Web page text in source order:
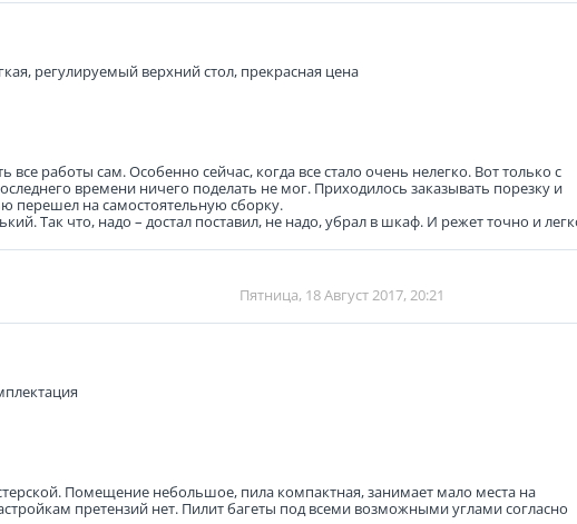
регулируемый верхний стол, прекрасная цена
работы сам. Особенно сейчас, когда все стало очень нелегко. Вот только с
времени ничего поделать не мог. Приходилось заказывать порезку и
перешел на самостоятельную сборку.
Так что, надо – достал поставил, не надо, убрал в шкаф. И режет точно и
Пятница, 18 Август 2017, 20:21
Помещение небольшое, пила компактная, занимает мало места на
претензий нет. Пилит багеты под всеми возможными углами согласно